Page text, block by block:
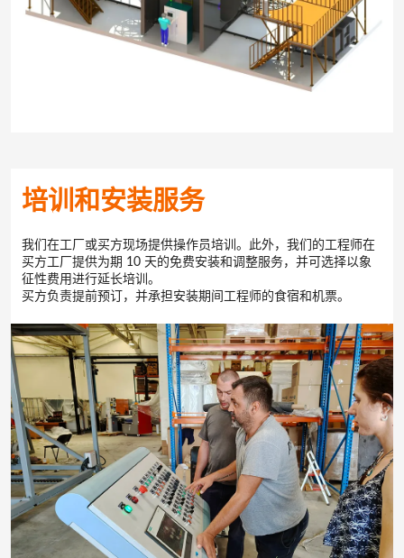
培训和安装服务
我们在工厂或买方现场提供操作员培训。此外，我们的工程师在
买方工厂提供为期 10 天的免费安装和调整服务，并可选择以象
征性费用进行延长培训。
买方负责提前预订，并承担安装期间工程师的食宿和机票。